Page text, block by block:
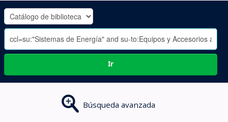
OLADE
-
Ir
Búsqueda avanzada